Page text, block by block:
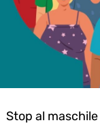
Stop al